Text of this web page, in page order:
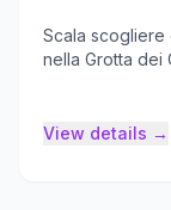
Scala scogliere
nella Grotta dei
View details →